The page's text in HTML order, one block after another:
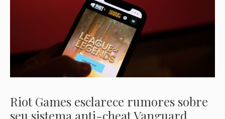
Riot Games esclarece rumores sobre
seu sistema anti-cheat Vanguard